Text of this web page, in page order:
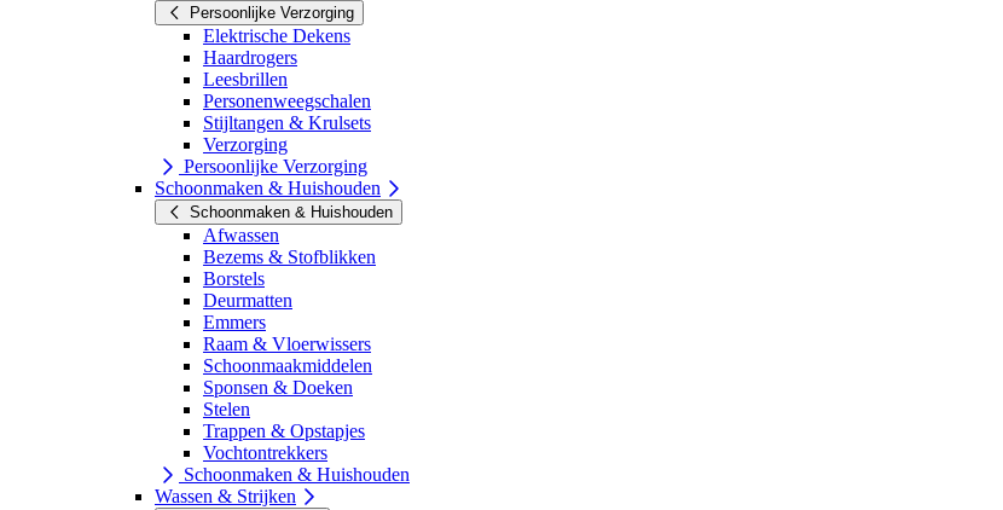
Persoonlijke Verzorging
Elektrische Dekens
Haardrogers
Leesbrillen
Personenweegschalen
Stijltangen & Krulsets
Verzorging
Persoonlijke Verzorging
Schoonmaken & Huishouden
Schoonmaken & Huishouden
Afwassen
Bezems & Stofblikken
Borstels
Deurmatten
Emmers
Raam & Vloerwissers
Schoonmaakmiddelen
Sponsen & Doeken
Stelen
Trappen & Opstapjes
Vochtontrekkers
Schoonmaken & Huishouden
Wassen & Strijken